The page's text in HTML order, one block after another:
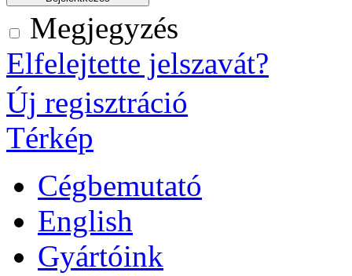
Megjegyzés
Elfelejtette jelszavát?
Új regisztráció
Térkép
Cégbemutató
English
Gyártóink